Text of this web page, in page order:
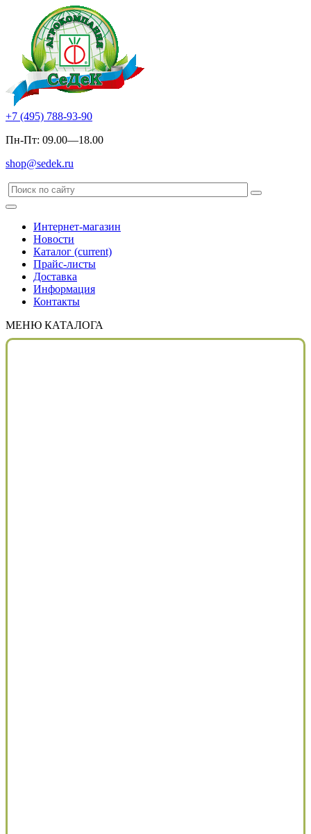
+7 (495) 788-93-90
Пн-Пт: 09.00—18.00
shop@sedek.ru
Интернет-магазин
Новости
Каталог (current)
Прайс-листы
Доставка
Информация
Контакты
МЕНЮ КАТАЛОГА